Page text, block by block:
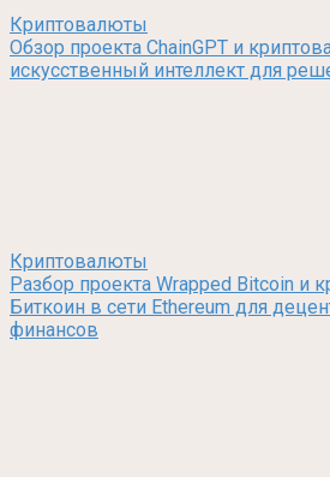
Криптовалюты
Обзор проекта ChainGPT и
искусственный интеллект для
Криптовалюты
Разбор проекта Wrapped Bitcoin и
Биткоин в сети Ethereum для
финансов